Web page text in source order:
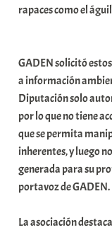
rapaces como el
GADEN solicitó
a información
Diputación solo
por lo que no tiene
que se permita
inherentes, y luego
generada para su
portavoz de GADEN.
La asociación